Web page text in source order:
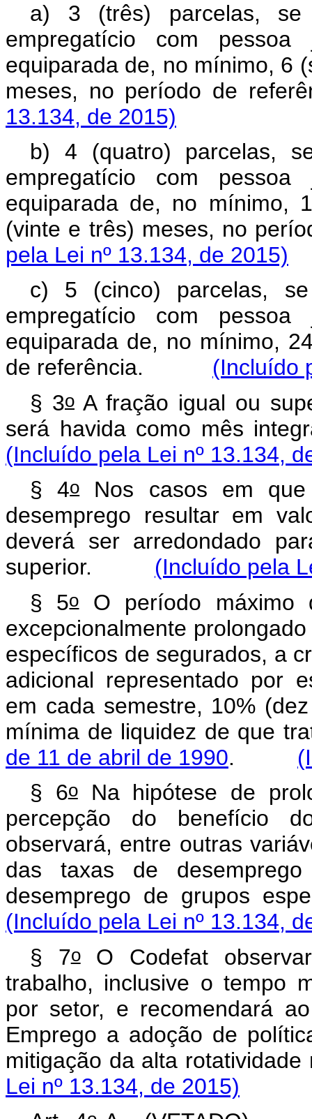
a) 3 (três) parcelas, se
empregatício com
equiparada de, no mínimo, 6
meses, no período
13.134, de 2015)
b) 4 (quatro) parcelas,
empregatício com
equiparada de, no mínimo,
(vinte e três) meses, no
pela Lei nº 13.134, de 2015)
c) 5 (cinco) parcelas,
empregatício com
equiparada de, no mínimo,
de referência. (Incluído
§ 3o A fração igual ou
será havida como mês
(Incluído pela Lei nº 13.134,
§ 4oNos casos em que
desemprego resultar em
deverá ser arredondado
superior. (Incluído pela
§ 5oO período
excepcionalmente
específicos de segurados, a
adicional representado por
em cada semestre, 10%
mínima de liquidez de que
de 11 de abril de 1990.
§ 6oNa hipótese de
percepção do benefício
observará, entre outras
das taxas de
desemprego de grupos
(Incluído pela Lei nº 13.134,
§ 7oO Codefat
trabalho, inclusive o tempo
por setor, e recomendará
Emprego a adoção de
mitigação da alta
Lei nº 13.134, de 2015)